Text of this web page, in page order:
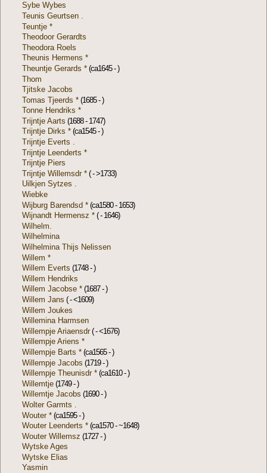
Sybe Wybes
Teunis Geurtsen .
Teuntje *
Theodoor Gerardts
Theodora Roels
Theunis Hermens *
Theuntje Gerards * (ca1645 - )
Thom
Tjitske Jacobs
Tomas Tjeerds * (1685 - )
Tonne Hendriks *
Trijntje Aarts (1688 - 1747)
Trijntje Dirks * (ca1545 - )
Trijntje Everts .
Trijntje Leenderts *
Trijntje Piers
Trijntje Willemsdr * ( - >1733)
Uilkjen Sytzes .
Wiebke
Wijburg Barendsd * (ca1580 - 1653)
Wijnandt Hermensz * ( - 1646)
Wilhelm.
Wilhelmina
Wilhelmina Thijs Nelissen
Willem *
Willem Everts (1748 - )
Willem Hendriks
Willem Jacobse * (1687 - )
Willem Jans ( - <1609)
Willem Joukes
Willemina Harmsen
Willempje Ariaensdr( - <1676)
Willempje Ariens *
Willempje Barts * (ca1565 - )
Willempje Jacobs (1719 - )
Willempje Theunisdr * (ca1610 - )
Willemtje (1749 - )
Willemtje Jacobs (1690 - )
Wolter Garmts .
Wouter * (ca1595 - )
Wouter Leenderts * (ca1570 - ~1648)
Wouter Willemsz (1727 - )
Wytske Ages
Wytske Elias
Yasmin